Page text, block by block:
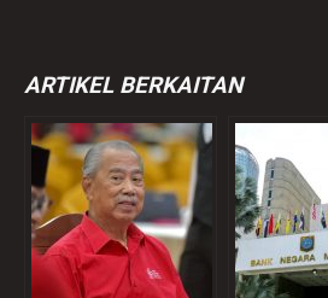
ARTIKEL BERKAITAN